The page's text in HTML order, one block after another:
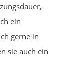
ein
gerne in
sie auch ein